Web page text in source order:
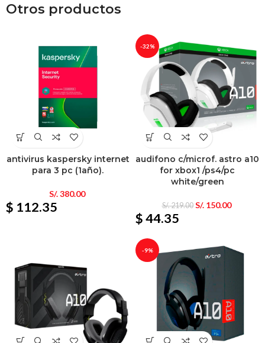
Otros productos
antivirus kaspersky internet
para 3 pc (1año).
S/.380.00
$ 112.35
-32%
audifono c/microf. astro a10
for xbox1 /ps4/pc
white/green
S/.219.00 S/.150.00
$ 44.35
-9%